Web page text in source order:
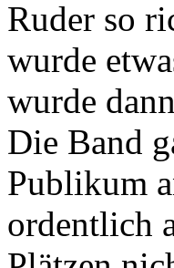
Ruder so
wurde
wurde
Die Band
Publikum
ordentlich